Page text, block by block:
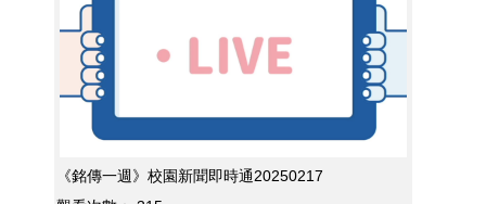
《銘傳一週》校園新聞即時通20250217